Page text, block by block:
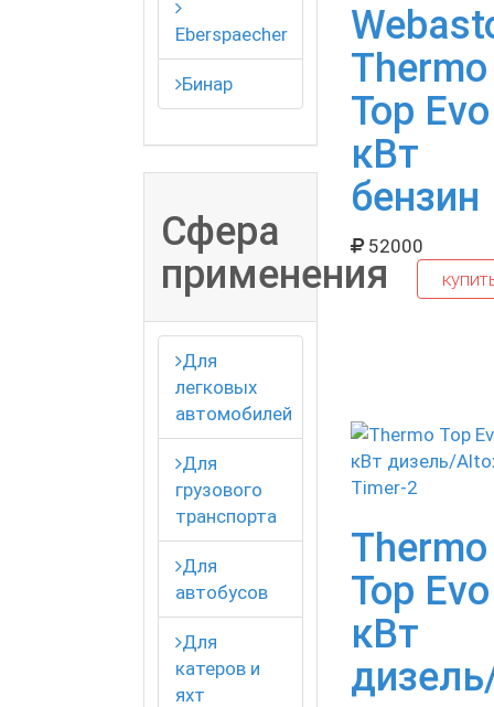
Eberspaecher
Бинар
Сфера
применения
Для
легковых
автомобилей
Для
грузового
транспорта
Для
автобусов
Для
катеров и
яхт
Thermo
Top
кВт
бензин
52000
Thermo
Top
кВт